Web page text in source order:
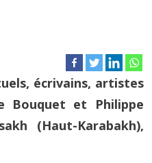
écrivains, artistes
Bouquet et Philippe
(Haut-Karabakh),